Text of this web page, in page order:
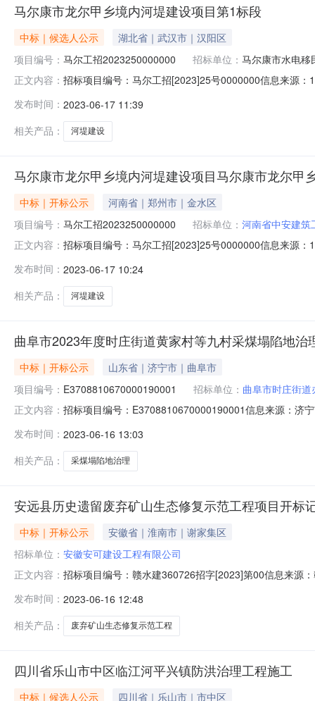
马尔康市龙尔甲乡境内河堤建设项目第1标段
中标｜候选人公示
湖北省｜武汉市｜汉阳区
项目编号： 马尔工招2023250000000 招标单位： 马尔康市水电移
正文内容： 招标项目编号：马尔工招[2023]25号0000000信息来源
府采购电子交易系统3.阿坝州国有产权和土地矿权电子
发布时间： 2023-06-17 11:39
相关产品：
河堤建设
马尔康市龙尔甲乡境内河堤建设项目马尔康市龙尔甲
中标｜开标公示
河南省｜郑州市｜金水区
项目编号： 马尔工招2023250000000 招标单位： 河南省中安建筑
正文内容： 招标项目编号：马尔工招[2023]25号0000000信息来源
坝州工程建设项目电子交易系统2.阿坝州政府采购电子
发布时间： 2023-06-17 10:24
相关产品：
河堤建设
曲阜市2023年度时庄街道黄家村等九村采煤塌陷地治
中标｜开标公示
山东省｜济宁市｜曲阜市
项目编号： E3708810670000190001 招标单位： 曲阜市时庄街道
正文内容： 招标项目编号：E3708810670000190001信息来源：济
记录表2023年6月15日项目名称曲阜市2023年度时庄街
发布时间： 2023-06-16 13:03
相关产品：
采煤塌陷地治理
安远县历史遗留废弃矿山生态修复示范工程项目开标
中标｜开标公示
安徽省｜淮南市｜谢家集区
招标单位： 安徽安可建设工程有限公司
正文内容： 招标项目编号：赣水建360726招字[2023]第00信息来源
天;质量要求:;保证金金额:0.00元,投标文件递交时间:未上
发布时间： 2023-06-16 12:48
相关产品：
废弃矿山生态修复示范工程
四川省乐山市中区临江河平兴镇防洪治理工程施工
中标｜候选人公示
四川省｜乐山市｜市中区